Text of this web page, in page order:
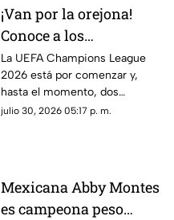
¡Van por la orejona!
Conoce a los
mexicanos que jugarán
la Champions League
2026
La UEFA Champions League
2026 está por comenzar y,
hasta el momento, dos
futbolistas mexicanos tienen
julio 30, 2026 05:17 p. m.
Mexicana Abby Montes
es campeona peso